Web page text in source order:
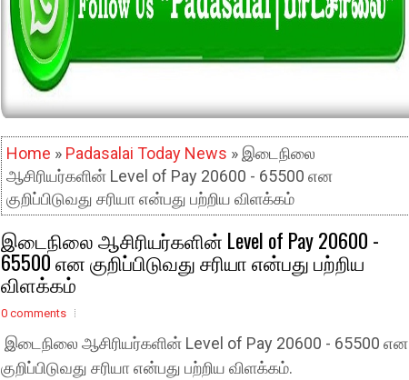
Home » Padasalai Today News » இடைநிலை
ஆசிரியர்களின் Level of Pay 20600 - 65500 என
குறிப்பிடுவது சரியா என்பது பற்றிய விளக்கம்
இடைநிலை ஆசிரியர்களின் Level of Pay 20600 -
65500 என குறிப்பிடுவது சரியா என்பது பற்றிய
விளக்கம்
0 comments
இடைநிலை ஆசிரியர்களின் Level of Pay 20600 - 65500 என
குறிப்பிடுவது சரியா என்பது பற்றிய விளக்கம்.